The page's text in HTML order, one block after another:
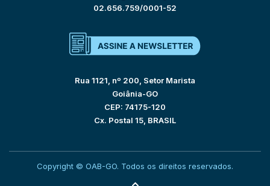
02.656.759/0001-52
Rua 1121, nº 200, Setor Marista
Goiânia-GO
CEP: 74175-120
Cx. Postal 15, BRASIL
Copyright © OAB-GO. Todos os direitos reservados.